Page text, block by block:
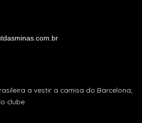
a vestir a camisa do Barcelona;
clube